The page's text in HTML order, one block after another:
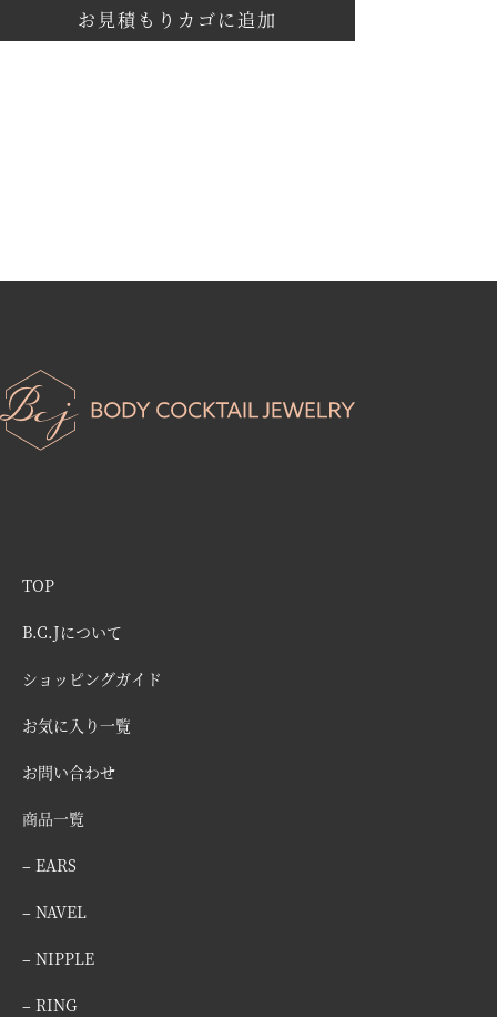
お見積もりカゴに追加
TOP
B.C.Jについて
ショッピングガイド
お気に入り一覧
お問い合わせ
商品一覧
– EARS
– NAVEL
– NIPPLE
– RING